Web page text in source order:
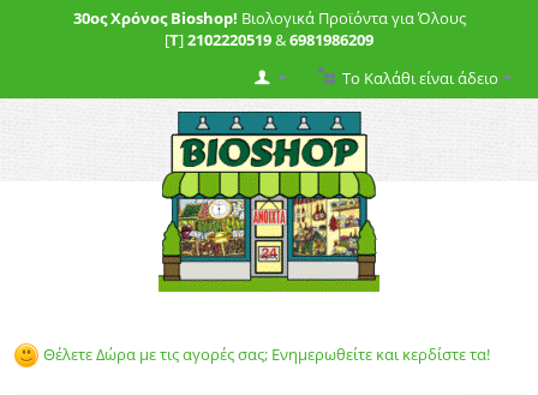
30ος Χρόνος Bioshop! Βιολογικά Προϊόντα για Όλους
[T]2102220519&6981986209
Το Καλάθι είναι άδειο
Θέλετε Δώρα με τις αγορές σας; Ενημερωθείτε και κερδίστε τα!